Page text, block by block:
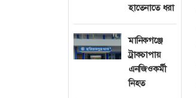
হাতেনাতে ধরা
মানিকগঞ্জে
ট্রাকচাপায়
এনজিওকর্মী
নিহত